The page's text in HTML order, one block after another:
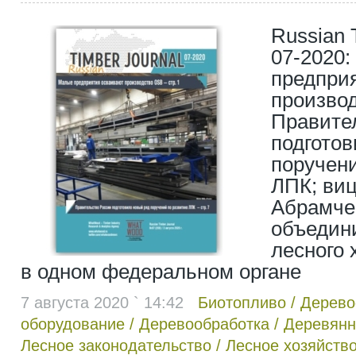
Russian
07-
ЛПК;
лесного
в одном федеральном органе
7 августа 2020 ` 14:42 Биотопливо /
оборудование / Деревообработка /
Лесное законодательство / Лесное